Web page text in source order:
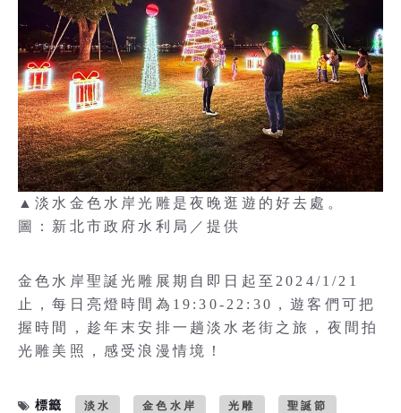
▲淡水金色水岸光雕是夜晚逛遊的好去處。
圖：新北市政府水利局／提供
金色水岸聖誕光雕展期自即日起至2024/1/21
止，每日亮燈時間為19:30-22:30，遊客們可把
握時間，趁年末安排一趟淡水老街之旅，夜間拍
光雕美照，感受浪漫情境！
標籤 淡水 金色水岸 光雕 聖誕節